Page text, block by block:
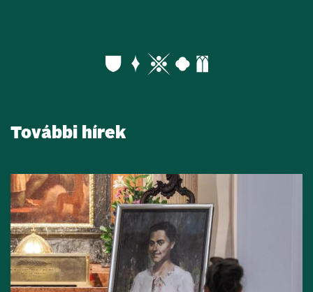
További hírek